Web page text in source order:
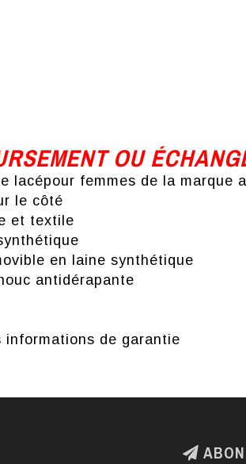
OU
lacépour femmes de la marque
le côté
et textile
en laine synthétique
antidérapante
informations de garantie